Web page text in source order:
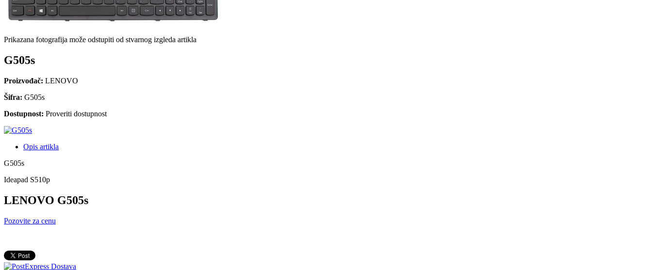
Prikazana fotografija može odstupiti od stvarnog izgleda artikla
G505s
Proizvođač: LENOVO
Šifra: G505s
Dostupnost: Proveriti dostupnost
Opis artikla
G505s
Ideapad S510p
LENOVO G505s
Pozovite za cenu